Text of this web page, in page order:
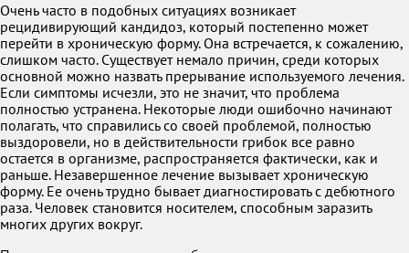
Очень часто в подобных ситуациях возникает
рецидивирующий кандидоз, который постепенно может
перейти в хроническую форму. Она встречается, к сожалению,
слишком часто. Существует немало причин, среди которых
основной можно назвать прерывание используемого лечения.
Если симптомы исчезли, это не значит, что проблема
полностью устранена. Некоторые люди ошибочно начинают
полагать, что справились со своей проблемой, полностью
выздоровели, но в действительности грибок все равно
остается в организме, распространяется фактически, как и
раньше. Незавершенное лечение вызывает хроническую
форму. Ее очень трудно бывает диагностировать с дебютного
раза. Человек становится носителем, способным заразить
многих других вокруг.